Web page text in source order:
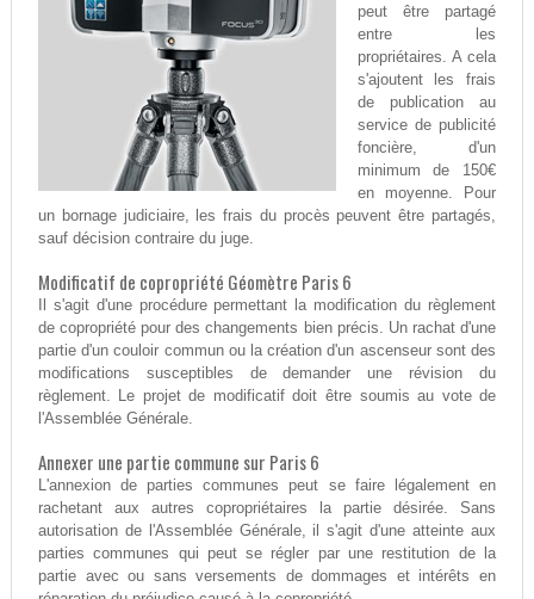
peut être partagé
entre les
propriétaires. A cela
s'ajoutent les frais
de publication au
service de publicité
foncière, d'un
minimum de 150€
en moyenne. Pour
un bornage judiciaire, les frais du procès peuvent être partagés,
sauf décision contraire du juge.
Modificatif de copropriété Géomètre Paris 6
Il s'agit d'une procédure permettant la modification du règlement
de copropriété pour des changements bien précis. Un rachat d'une
partie d'un couloir commun ou la création d'un ascenseur sont des
modifications susceptibles de demander une révision du
règlement. Le projet de modificatif doit être soumis au vote de
l'Assemblée Générale.
Annexer une partie commune sur Paris 6
L'annexion de parties communes peut se faire légalement en
rachetant aux autres copropriétaires la partie désirée. Sans
autorisation de l'Assemblée Générale, il s'agit d'une atteinte aux
parties communes qui peut se régler par une restitution de la
partie avec ou sans versements de dommages et intérêts en